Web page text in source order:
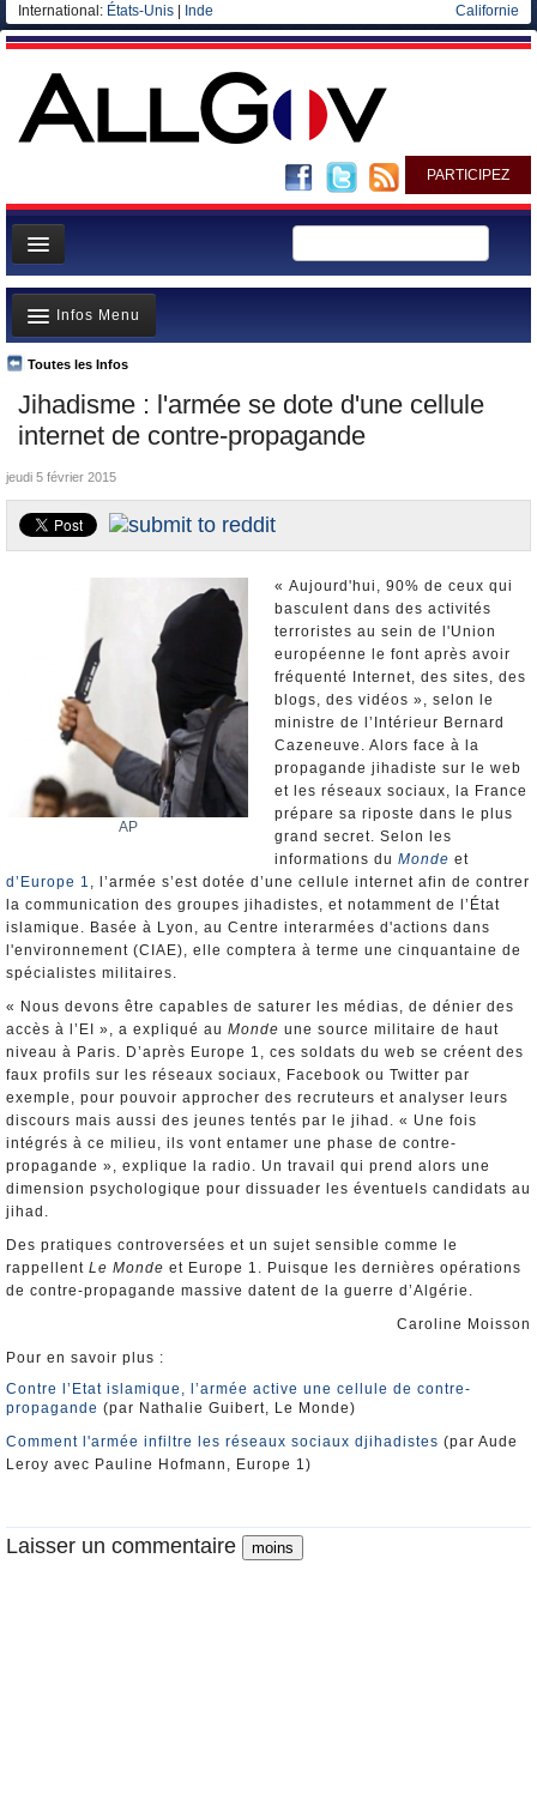
International: États-Unis Inde Californie
PARTICIPEZ
Page d'accueil
Infos
Gouvernement
Ministères/Directions
Blog
Elections européennes
Jihadisme : l'armée se dote d'une cellule
internet de contre-propagande
Toutes les Infos
Infos Menu
A la Une
Polémiques
La France et le Monde
Nominations et Démissions
Elections européennes
jeudi 5 février 2015
AP
« Aujourd'hui, 90% de ceux qui
basculent dans des activités
terroristes au sein de l'Union
européenne le font après avoir
fréquenté Internet, des sites, des
blogs, des vidéos », selon le
ministre de l’Intérieur Bernard
Cazeneuve. Alors face à la
propagande jihadiste sur le web
et les réseaux sociaux, la France
prépare sa riposte dans le plus
grand secret. Selon les
informations du Monde et
d’Europe 1 , l’armée s’est dotée d’une cellule internet afin de contrer
la communication des groupes jihadistes, et notamment de l’État
islamique. Basée à Lyon, au Centre interarmées d'actions dans
l'environnement (CIAE), elle comptera à terme une cinquantaine de
spécialistes militaires.
« Nous devons être capables de saturer les médias, de dénier des
accès à l’EI », a expliqué au Monde une source militaire de haut
niveau à Paris. D’après Europe 1, ces soldats du web se créent des
faux profils sur les réseaux sociaux, Facebook ou Twitter par
exemple, pour pouvoir approcher des recruteurs et analyser leurs
discours mais aussi des jeunes tentés par le jihad. « Une fois
intégrés à ce milieu, ils vont entamer une phase de contre-
propagande », explique la radio. Un travail qui prend alors une
dimension psychologique pour dissuader les éventuels candidats au
jihad.
Des pratiques controversées et un sujet sensible comme le
rappellent Le Monde et Europe 1. Puisque les dernières opérations
de contre-propagande massive datent de la guerre d’Algérie.
Caroline Moisson
Pour en savoir plus :
Contre l’Etat islamique, l’armée active une cellule de contre-
propagande (par Nathalie Guibert, Le Monde)
Comment l'armée infiltre les réseaux sociaux djihadistes (par Aude
Leroy avec Pauline Hofmann, Europe 1)
Laisser un commentaire